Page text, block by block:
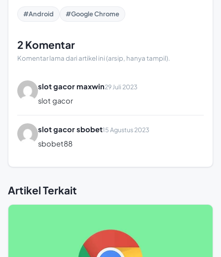
#Android #Google Chrome
2 Komentar
Komentar lama dari artikel ini (arsip, hanya tampil).
slot gacor maxwin29 Juli 2023
slot gacor
slot gacor sbobet15 Agustus 2023
sbobet88
Artikel Terkait